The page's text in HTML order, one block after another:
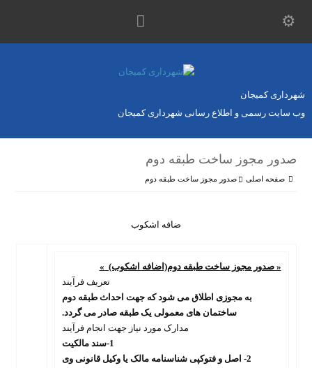
شهرداری کمیجان
وب سایت رسمی و اطلاع رسانی شهرداری کمیجان
صدور مجوز ساخت طبقه دوم
صفحه اصلی صدور مجوز ساخت طبقه دوم
ضافه اشکوب
« صدور مجوز ساخت طبقه دوم(اضافه اشکوب) «
تعریف فرآیند
به مجوزی اطلاق می شود که جهت احداث طبقه دوم
ساختمان های معمولی یک طبقه صادر می گردد.
مدارک مورد نیاز جهت انجام فرآیند
1- سند مالکیت
2-
اصل و فتوکپی شناسنامه مالک یا وکیل قانونی وی